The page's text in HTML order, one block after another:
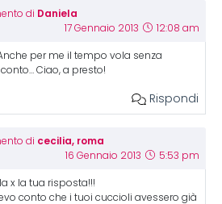
di Daniela
17 Gennaio 2013 12:08 am
per me il tempo vola senza
Ciao, a presto!
Rispondi
di cecilia, roma
16 Gennaio 2013 5:53 pm
x la tua risposta!!!
conto che i tuoi cuccioli avessero già